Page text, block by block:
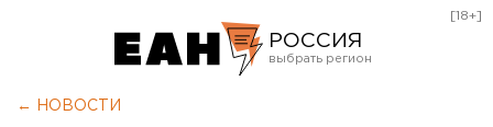
РОССИЯ
[18+]
← НОВОСТИ